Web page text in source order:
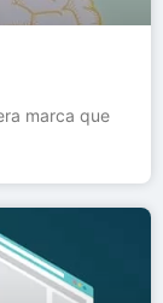
marca que